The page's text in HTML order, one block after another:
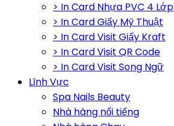
> In Card Nhựa PVC 4 Lớp
> In Card Giấy Mỹ Thuật
> In Card Visit Giấy Kraft
> In Card Visit QR Code
> In Card Visit Song Ngữ
Lĩnh Vực
Spa Nails Beauty
Nhà hàng nổi tiếng